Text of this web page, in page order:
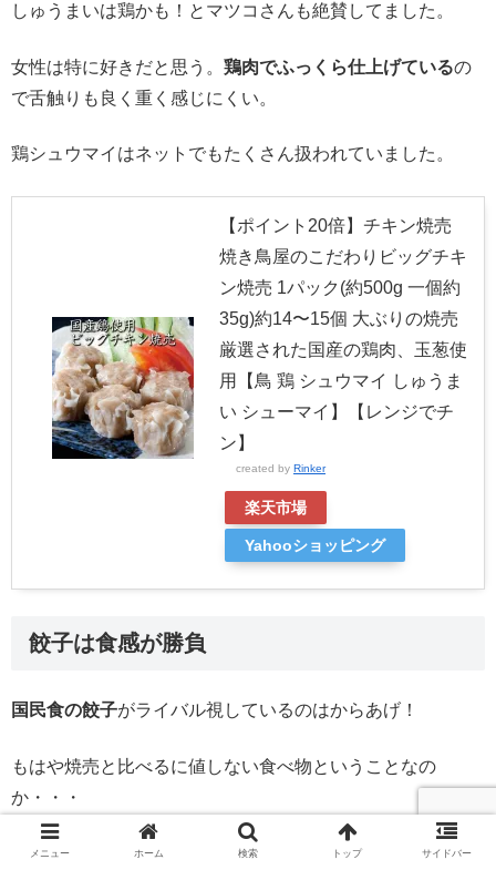
しゅうまいは鶏かも！とマツコさんも絶賛してました。
女性は特に好きだと思う。 鶏肉でふっくら仕上げているの
で舌触りも良く重く感じにくい。
鶏シュウマイはネットでもたくさん扱われていました。
【ポイント20倍】チキン焼売
焼き鳥屋のこだわりビッグチキ
ン焼売 1パック(約500g 一個約
35g)約14〜15個 大ぶりの焼売
厳選された国産の鶏肉、玉葱使
用【鳥 鶏 シュウマイ しゅうま
い シューマイ】【レンジでチ
ン】
created by Rinker
楽天市場
Yahooショッピング
餃子は食感が勝負
国民食の餃子がライバル視しているのはからあげ！
もはや焼売と比べるに値しない食べ物ということなの
か・・・
全く別の食べ物ですね。
メニュー ホーム 検索 トップ サイドバー